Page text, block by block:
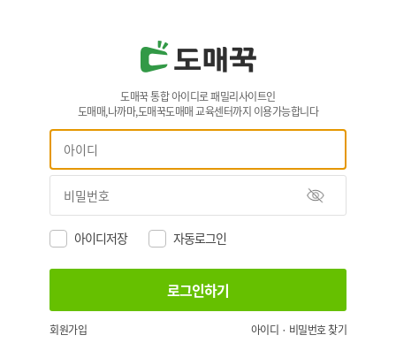
도매꾹 통합 아이디로 패밀리사이트인
도매매,나까마,도매꾹도매매 교육센터까지 이용가능합니다
아이디저장 자동로그인
회원가입 아이디 · 비밀번호 찾기